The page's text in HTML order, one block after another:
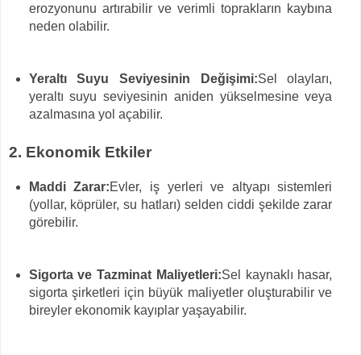
erozyonunu artırabilir ve verimli toprakların kaybına
neden olabilir.
Yeraltı Suyu Seviyesinin Değişimi:Sel olayları,
yeraltı suyu seviyesinin aniden yükselmesine veya
azalmasına yol açabilir.
2. Ekonomik Etkiler
Maddi Zarar:Evler, iş yerleri ve altyapı sistemleri
(yollar, köprüler, su hatları) selden ciddi şekilde zarar
görebilir.
Sigorta ve Tazminat Maliyetleri:Sel kaynaklı hasar,
sigorta şirketleri için büyük maliyetler oluşturabilir ve
bireyler ekonomik kayıplar yaşayabilir.